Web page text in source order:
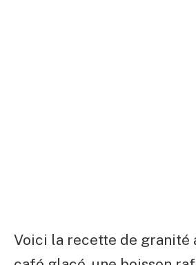
Voici la recette de granité